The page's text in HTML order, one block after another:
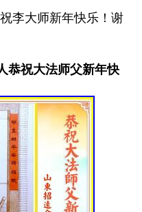
李大师新年快乐！谢
恭祝大法师父新年快